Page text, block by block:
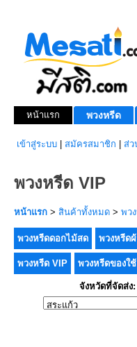
หน้าแรก พวงหรีด
เข้าสู่ระบบ สมัครสมาชิก ส่ว
พวงหรีด VIP
หน้าแรก > สินค้าทั้งหมด > พว
พวงหรีดดอกไม้สด พวงหรีด
พวงหรีด VIP พวงหรีดของใช้
จังหวัดที่จัดส่ง: